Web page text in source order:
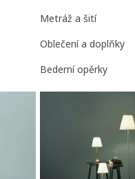
Metráž a šití
Oblečení a doplňky
Bederní opěrky